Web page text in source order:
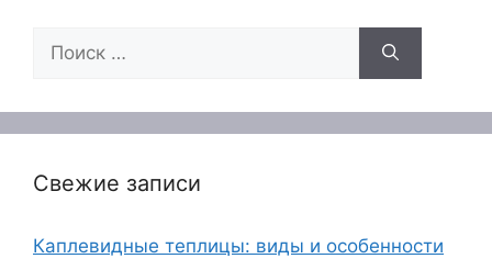
Поиск:
Свежие записи
Каплевидные теплицы: виды и особенности